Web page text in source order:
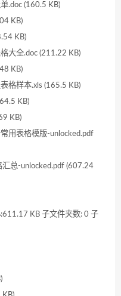
.doc (160.5 KB)
KB)
KB)
大全.doc (211.22 KB)
KB)
格样本.xls (165.5 KB)
KB)
KB)
用表格模版-unlocked.pdf
总-unlocked.pdf (607.24
KB 子文件夹数: 0 子